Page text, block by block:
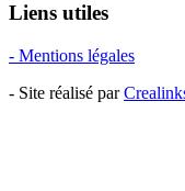
Liens utiles
- Mentions légales
- Site réalisé par